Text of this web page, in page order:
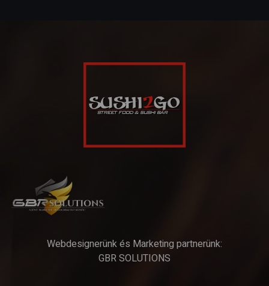
Webdesignerünk és Marketing partnerünk:
GBR SOLUTIONS